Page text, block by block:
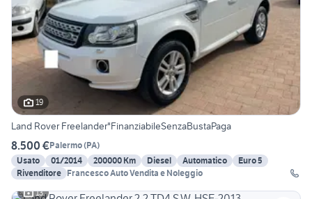
19
Land Rover Freelander"FinanziabileSenzaBustaPaga
8.500 €Palermo(PA)
Usato
01/2014 200000 Km Diesel Automatico
Euro 5
Rivenditore Francesco Auto Vendita e Noleggio
13